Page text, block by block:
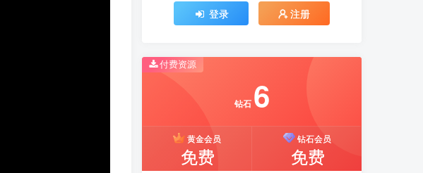
登录 注册
付费资源
钻石 6
黄金会员
免费
钻石会员
免费
登录 注册
推荐开通钻石会员下载更优惠！
推荐开通钻石会员下载更优惠！
6